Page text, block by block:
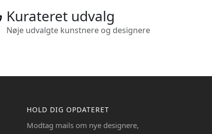
Kurateret udvalg
Nøje udvalgte kunstnere og designere
HOLD DIG OPDATERET
Modtag mails om nye designere,